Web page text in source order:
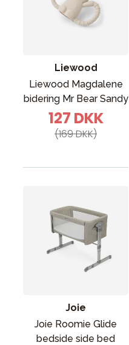
Liewood
Liewood Magdalene
bidering Mr Bear Sandy
127 DKK
(169 DKK)
Joie
Joie Roomie Glide
bedside side bed